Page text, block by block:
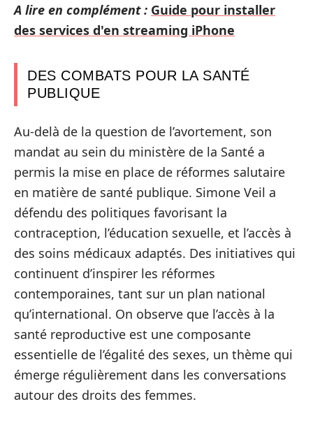
A lire en complément : Guide pour installer
des services d'en streaming iPhone
DES COMBATS POUR LA SANTÉ
PUBLIQUE
Au-delà de la question de l’avortement, son
mandat au sein du ministère de la Santé a
permis la mise en place de réformes salutaire
en matière de santé publique. Simone Veil a
défendu des politiques favorisant la
contraception, l’éducation sexuelle, et l’accès à
des soins médicaux adaptés. Des initiatives qui
continuent d’inspirer les réformes
contemporaines, tant sur un plan national
qu’international. On observe que l’accès à la
santé reproductive est une composante
essentielle de l’égalité des sexes, un thème qui
émerge régulièrement dans les conversations
autour des droits des femmes.